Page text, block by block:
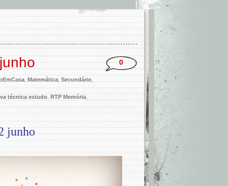
Matemática Secundário
técnica estudo RTP Memória
0
junho